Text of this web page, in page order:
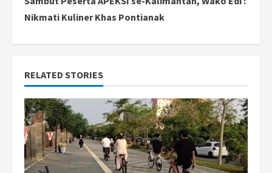
t
u
e
R
e
Nikmati Kuliner Khas Pontianak
RELATED STORIES